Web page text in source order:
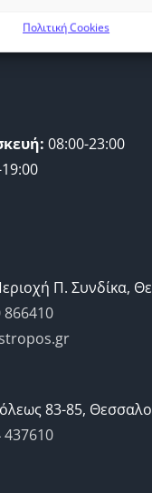
Πολιτική Cookies
17:00
08:00-23:00
Π. Συνδίκα,
866410
83-85,
437610